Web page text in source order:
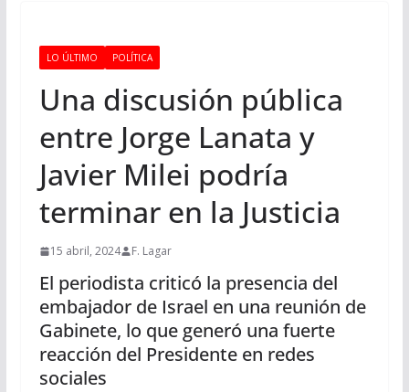
LO ÚLTIMO POLÍTICA
Una discusión pública
entre Jorge Lanata y
Javier Milei podría
terminar en la Justicia
15 abril, 2024 F. Lagar
El periodista criticó la presencia del
embajador de Israel en una reunión de
Gabinete, lo que generó una fuerte
reacción del Presidente en redes
sociales